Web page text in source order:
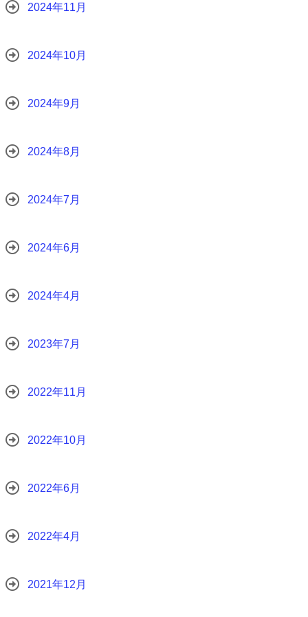
2024年11月
2024年10月
2024年9月
2024年8月
2024年7月
2024年6月
2024年4月
2023年7月
2022年11月
2022年10月
2022年6月
2022年4月
2021年12月